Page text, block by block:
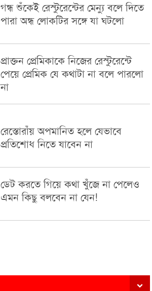
গন্ধ শুঁকেই রেস্টুরেন্টের মেন্যু বলে দিতে
পারা অন্ধ লোকটির সঙ্গে যা ঘটলো
প্রাক্তন প্রেমিকাকে নিজের রেস্টুরেন্টে
পেয়ে প্রেমিক যে কথাটা না বলে পারলো
না
রেস্তোরাঁয় অপমানিত হলে যেভাবে
প্রতিশোধ নিতে যাবেন না
ডেট করতে গিয়ে কথা খুঁজে না পেলেও
এমন কিছু বলবেন না যেন!